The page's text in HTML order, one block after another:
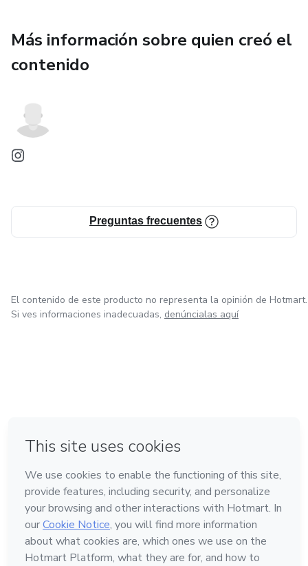
Más información sobre quien creó el
contenido
Preguntas frecuentes
El contenido de este producto no representa la opinión de Hotmart.
Si ves informaciones inadecuadas, denúncialas aquí
Hecho con❤ en Belo Horizonte
Conoce Hotmart
Idioma